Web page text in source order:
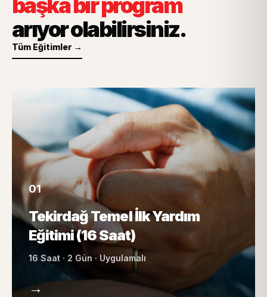
başka bir program
arıyor olabilirsiniz.
Tüm Eğitimler →
01
Tekirdağ Temel İlk Yardım
Eğitimi (16 Saat)
16 Saat · 2 Gün · Uygulamalı
→